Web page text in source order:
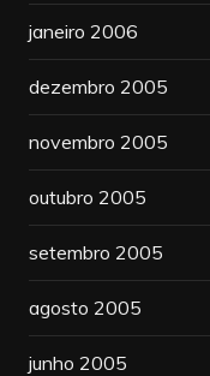
janeiro 2006
dezembro 2005
novembro 2005
outubro 2005
setembro 2005
agosto 2005
junho 2005